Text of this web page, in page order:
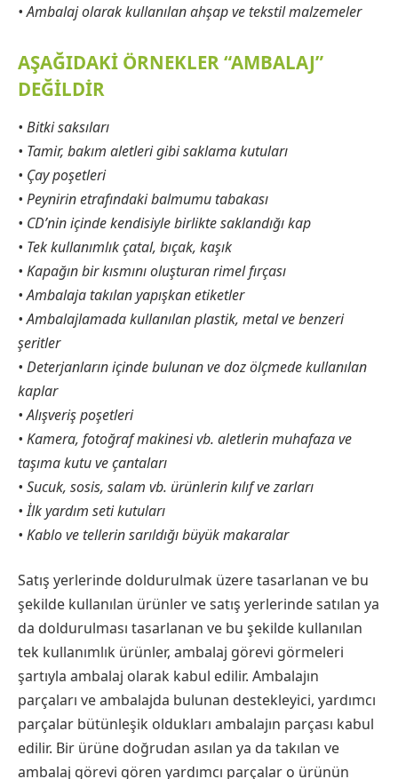
• Ambalaj olarak kullanılan ahşap ve tekstil malzemeler
AŞAĞIDAKİ ÖRNEKLER “AMBALAJ”
DEĞİLDİR
• Bitki saksıları
• Tamir, bakım aletleri gibi saklama kutuları
• Çay poşetleri
• Peynirin etrafındaki balmumu tabakası
• CD’nin içinde kendisiyle birlikte saklandığı kap
• Tek kullanımlık çatal, bıçak, kaşık
• Kapağın bir kısmını oluşturan rimel fırçası
• Ambalaja takılan yapışkan etiketler
• Ambalajlamada kullanılan plastik, metal ve benzeri
şeritler
• Deterjanların içinde bulunan ve doz ölçmede kullanılan
kaplar
• Alışveriş poşetleri
• Kamera, fotoğraf makinesi vb. aletlerin muhafaza ve
taşıma kutu ve çantaları
• Sucuk, sosis, salam vb. ürünlerin kılıf ve zarları
• İlk yardım seti kutuları
• Kablo ve tellerin sarıldığı büyük makaralar
Satış yerlerinde doldurulmak üzere tasarlanan ve bu
şekilde kullanılan ürünler ve satış yerlerinde satılan ya
da doldurulması tasarlanan ve bu şekilde kullanılan
tek kullanımlık ürünler, ambalaj görevi görmeleri
şartıyla ambalaj olarak kabul edilir. Ambalajın
parçaları ve ambalajda bulunan destekleyici, yardımcı
parçalar bütünleşik oldukları ambalajın parçası kabul
edilir. Bir ürüne doğrudan asılan ya da takılan ve
ambalaj görevi gören yardımcı parçalar o ürünün